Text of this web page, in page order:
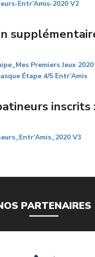
Entr’Amis-2020 V2
Premiers Jeux 2020
Étape 4/5 Entr’Amis
inscrits :
V3
PARTENAIRES